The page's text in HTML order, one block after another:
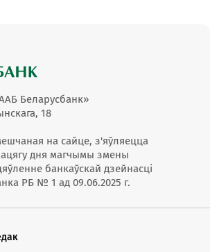
Беларусбанк»
18
на сайце, з'яўляецца
дня магчымы змены
банкаўскай дзейнасці
РБ № 1 ад 09.06.2025 г.